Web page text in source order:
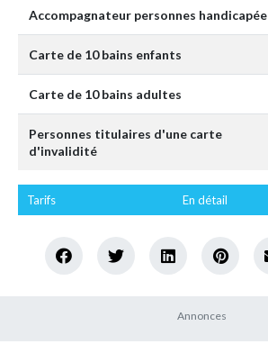
Accompagnateur personnes handicapée
Carte de 10 bains enfants
Carte de 10 bains adultes
Personnes titulaires d'une carte
d'invalidité
Tarifs En détail